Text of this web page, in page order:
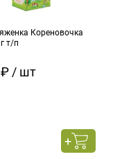
Кореновочка
т/п
₽ / шт